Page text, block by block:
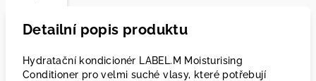
Detailní popis produktu
Hydratační kondicionér LABEL.M Moisturising
Conditioner pro velmi suché vlasy, které potřebují